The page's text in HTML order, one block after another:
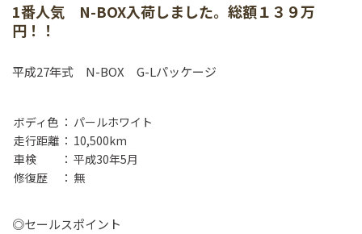
1番人気 N-BOX入荷しました。総額１３９万
円！！
平成27年式 N-BOX G-Lパッケージ
ボディ色 ： パールホワイト
走行距離 ： 10,500km
車検
： 平成30年5月
修復歴
： 無
◎セールスポイント